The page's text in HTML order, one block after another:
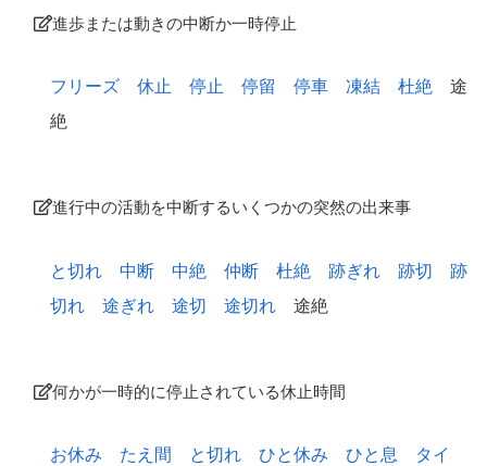
進歩または動きの中断か一時停止
フリーズ 休止 停止 停留 停車 凍結 杜絶
途
絶
進行中の活動を中断するいくつかの突然の出来事
と切れ 中断 中絶 仲断 杜絶 跡ぎれ 跡切
跡
切れ
途ぎれ 途切 途切れ 途絶
何かが一時的に停止されている休止時間
お休み たえ間 と切れ ひと休み ひと息
タイ